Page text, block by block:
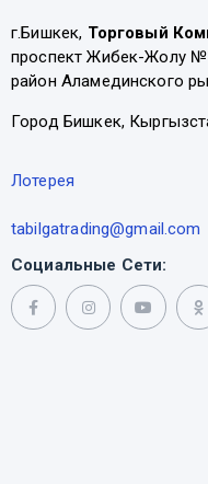
г.Бишкек, Торговый
проспект Жибек-Жолу
район Аламединского
Город Бишкек,
Лотерея
tabilgatrading@gmail.com
Социальные Сети: